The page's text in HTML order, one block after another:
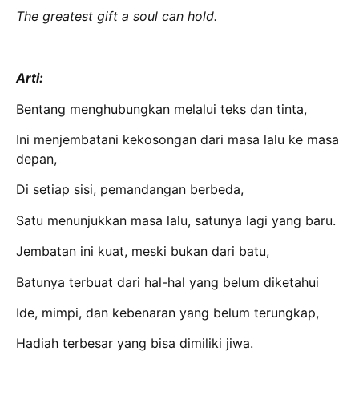
The greatest gift a soul can hold.
Arti:
Bentang menghubungkan melalui teks dan tinta,
Ini menjembatani kekosongan dari masa lalu ke masa
depan,
Di setiap sisi, pemandangan berbeda,
Satu menunjukkan masa lalu, satunya lagi yang baru.
Jembatan ini kuat, meski bukan dari batu,
Batunya terbuat dari hal-hal yang belum diketahui
Ide, mimpi, dan kebenaran yang belum terungkap,
Hadiah terbesar yang bisa dimiliki jiwa.